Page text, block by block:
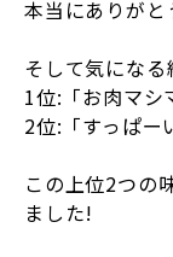
本当にありが
そして気にな
1位:「お肉マシ
2位:「すっぱー
この上位2つの
ました!